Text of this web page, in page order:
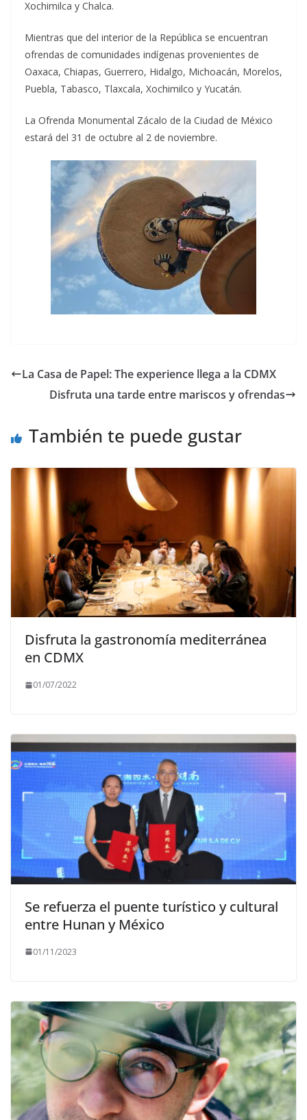
Xochimilca y Chalca.
Mientras que del interior de la República se encuentran
ofrendas de comunidades indígenas provenientes de
Oaxaca, Chiapas, Guerrero, Hidalgo, Michoacán, Morelos,
Puebla, Tabasco, Tlaxcala, Xochimilco y Yucatán.
La Ofrenda Monumental Zácalo de la Ciudad de México
estará del 31 de octubre al 2 de noviembre.
La Casa de Papel: The experience llega a la CDMX
Disfruta una tarde entre mariscos y ofrendas
También te puede gustar
Disfruta la gastronomía mediterránea
en CDMX
01/07/2022
Se refuerza el puente turístico y cultural
entre Hunan y México
01/11/2023